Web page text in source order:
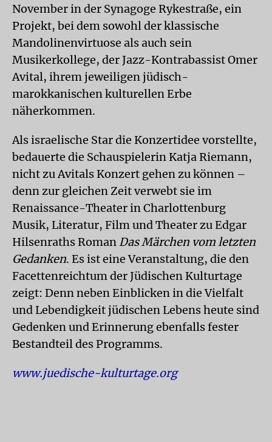
November in der Synagoge Rykestraße, ein
Projekt, bei dem sowohl der klassische
Mandolinenvirtuose als auch sein
Musikerkollege, der Jazz-Kontrabassist Omer
Avital, ihrem jeweiligen jüdisch-
marokkanischen kulturellen Erbe
näherkommen.
Als israelische Star die Konzertidee vorstellte,
bedauerte die Schauspielerin Katja Riemann,
nicht zu Avitals Konzert gehen zu können –
denn zur gleichen Zeit verwebt sie im
Renaissance-Theater in Charlottenburg
Musik, Literatur, Film und Theater zu Edgar
Hilsenraths Roman Das Märchen vom letzten
Gedanken. Es ist eine Veranstaltung, die den
Facettenreichtum der Jüdischen Kulturtage
zeigt: Denn neben Einblicken in die Vielfalt
und Lebendigkeit jüdischen Lebens heute sind
Gedenken und Erinnerung ebenfalls fester
Bestandteil des Programms.
www.juedische-kulturtage.org